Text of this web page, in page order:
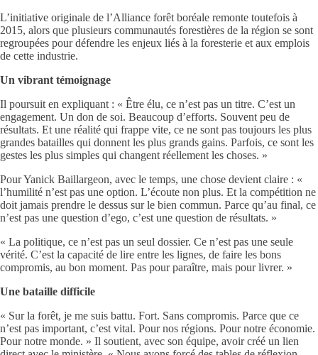
L’initiative originale de l’Alliance forêt boréale remonte toutefois à
2015, alors que plusieurs communautés forestières de la région se sont
regroupées pour défendre les enjeux liés à la foresterie et aux emplois
de cette industrie.
Un vibrant témoignage
Il poursuit en expliquant : « Être élu, ce n’est pas un titre. C’est un
engagement. Un don de soi. Beaucoup d’efforts. Souvent peu de
résultats. Et une réalité qui frappe vite, ce ne sont pas toujours les plus
grandes batailles qui donnent les plus grands gains. Parfois, ce sont les
gestes les plus simples qui changent réellement les choses. »
Pour Yanick Baillargeon, avec le temps, une chose devient claire : «
l’humilité n’est pas une option. L’écoute non plus. Et la compétition ne
doit jamais prendre le dessus sur le bien commun. Parce qu’au final, ce
n’est pas une question d’ego, c’est une question de résultats. »
« La politique, ce n’est pas un seul dossier. Ce n’est pas une seule
vérité. C’est la capacité de lire entre les lignes, de faire les bons
compromis, au bon moment. Pas pour paraître, mais pour livrer. »
Une bataille difficile
« Sur la forêt, je me suis battu. Fort. Sans compromis. Parce que ce
n’est pas important, c’est vital. Pour nos régions. Pour notre économie.
Pour notre monde. » Il soutient, avec son équipe, avoir créé un lien